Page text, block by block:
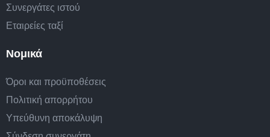
Συνεργάτες ιστού
Εταιρείες ταξί
Νομικά
Όροι και προϋποθέσεις
Πολιτική απορρήτου
Υπεύθυνη αποκάλυψη